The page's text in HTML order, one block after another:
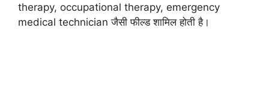
therapy, occupational therapy, emergency
medical technician जैसी फील्ड शामिल होती है।